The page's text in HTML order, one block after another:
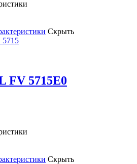
Скрыть
FV 5715E0
Скрыть